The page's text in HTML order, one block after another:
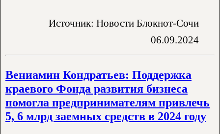
Источник: Новости Блокнот-Сочи
06.09.2024
Вениамин Кондратьев: Поддержка
краевого Фонда развития бизнеса
помогла предпринимателям привлечь
5, 6 млрд заемных средств в 2024 году